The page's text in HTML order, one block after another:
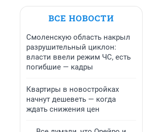
ВСЕ НОВОСТИ
Смоленскую область накрыл
разрушительный циклон:
власти ввели режим ЧС, есть
погибшие — кадры
Квартиры в новостройках
начнут дешеветь — когда
ждать снижения цен